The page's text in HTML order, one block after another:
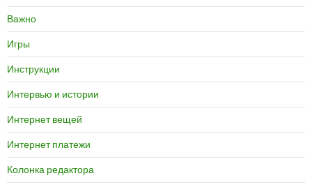
Важно
Игры
Инструкции
Интервью и истории
Интернет вещей
Интернет платежи
Колонка редактора